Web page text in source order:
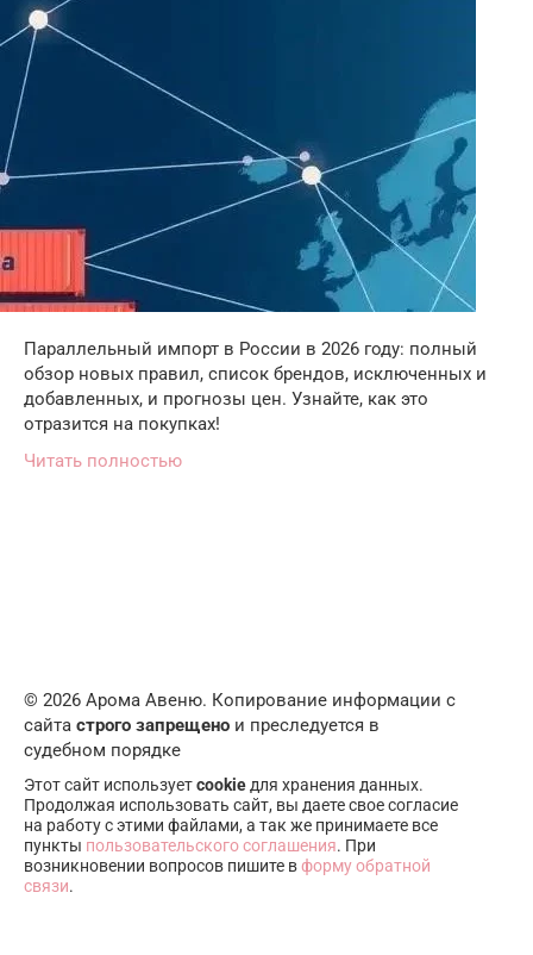
Параллельный импорт в России в 2026 году: полный
обзор новых правил, список брендов, исключенных и
добавленных, и прогнозы цен. Узнайте, как это
отразится на покупках!
Читать полностью
© 2026 Арома Авеню. Копирование информации с
сайта строго запрещено и преследуется в
судебном порядке
Этот сайт используетcookie для хранения данных.
Продолжая использовать сайт, вы даете свое согласие
на работу с этими файлами, а так же принимаете все
пункты пользовательского соглашения. При
возникновении вопросов пишите вформу обратной
связи.